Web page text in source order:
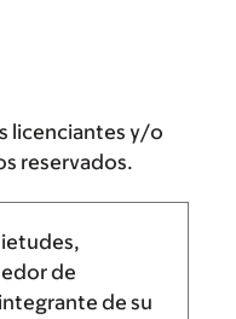
licenciantes y/o
reservados.
de
de su